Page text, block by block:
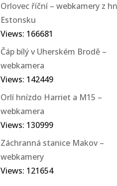
Orlovec říční – webkamery z
Estonsku
Views: 166681
Čáp bílý v Uherském Brodě –
webkamera
Views: 142449
Orlí hnízdo Harriet a M15 –
webkamera
Views: 130999
Záchranná stanice Makov –
webkamery
Views: 121654